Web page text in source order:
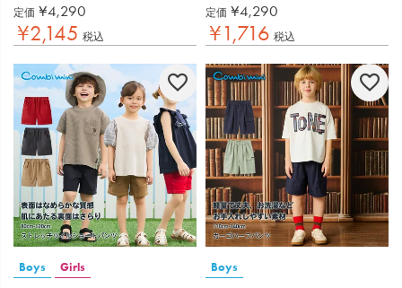
定価 ¥4,290
¥2,145 税込
定価 ¥4,290
¥1,716 税込
Boys Girls Boys